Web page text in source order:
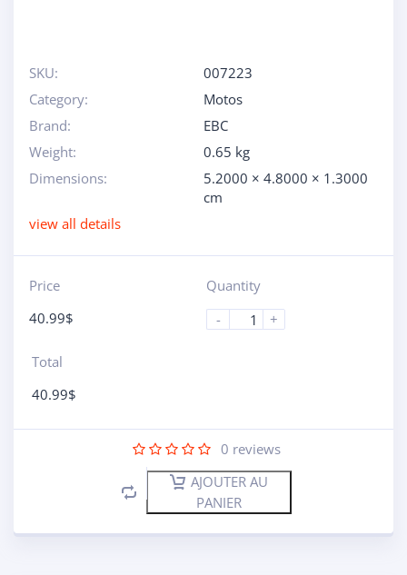
SKU:
007223
Category:
Motos
Brand:
EBC
Weight:
0.65 kg
Dimensions:
5.2000 × 4.8000 × 1.3000
cm
view all details
Price
40.99$
Quantity
-
+
Total
40.99$
0 reviews
AJOUTER AU
PANIER